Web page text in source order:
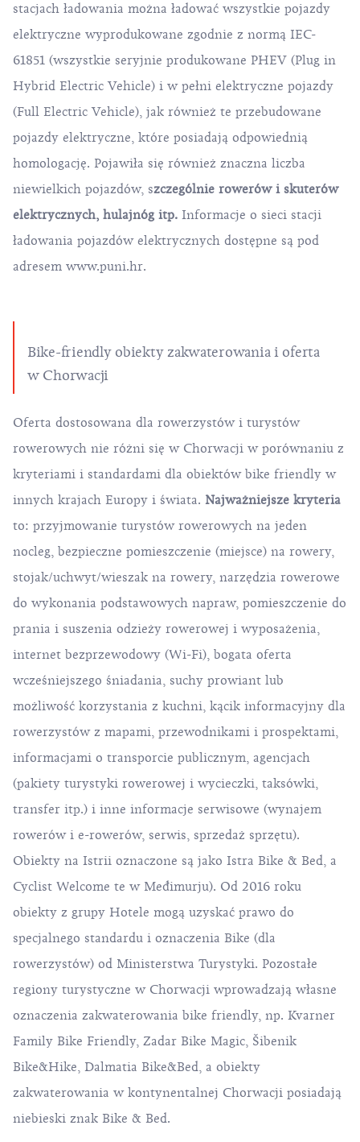
stacjach ładowania można ładować wszystkie pojazdy
elektryczne wyprodukowane zgodnie z normą IEC-
61851 (wszystkie seryjnie produkowane PHEV (Plug in
Hybrid Electric Vehicle) i w pełni elektryczne pojazdy
(Full Electric Vehicle), jak również te przebudowane
pojazdy elektryczne, które posiadają odpowiednią
homologację. Pojawiła się również znaczna liczba
niewielkich pojazdów, szczególnie rowerów i skuterów
elektrycznych, hulajnóg itp. Informacje o sieci stacji
ładowania pojazdów elektrycznych dostępne są pod
adresem www.puni.hr.
Bike-friendly obiekty zakwaterowania i oferta
w Chorwacji
Oferta dostosowana dla rowerzystów i turystów
rowerowych nie różni się w Chorwacji w porównaniu z
kryteriami i standardami dla obiektów bike friendly w
innych krajach Europy i świata. Najważniejsze kryteria
to: przyjmowanie turystów rowerowych na jeden
nocleg, bezpieczne pomieszczenie (miejsce) na rowery,
stojak/uchwyt/wieszak na rowery, narzędzia rowerowe
do wykonania podstawowych napraw, pomieszczenie do
prania i suszenia odzieży rowerowej i wyposażenia,
internet bezprzewodowy (Wi-Fi), bogata oferta
wcześniejszego śniadania, suchy prowiant lub
możliwość korzystania z kuchni, kącik informacyjny dla
rowerzystów z mapami, przewodnikami i prospektami,
informacjami o transporcie publicznym, agencjach
(pakiety turystyki rowerowej i wycieczki, taksówki,
transfer itp.) i inne informacje serwisowe (wynajem
rowerów i e-rowerów, serwis, sprzedaż sprzętu).
Obiekty na Istrii oznaczone są jako Istra Bike & Bed, a
Cyclist Welcome te w Međimurju). Od 2016 roku
obiekty z grupy Hotele mogą uzyskać prawo do
specjalnego standardu i oznaczenia Bike (dla
rowerzystów) od Ministerstwa Turystyki. Pozostałe
regiony turystyczne w Chorwacji wprowadzają własne
oznaczenia zakwaterowania bike friendly, np. Kvarner
Family Bike Friendly, Zadar Bike Magic, Šibenik
Bike&Hike, Dalmatia Bike&Bed, a obiekty
zakwaterowania w kontynentalnej Chorwacji posiadają
niebieski znak Bike & Bed.